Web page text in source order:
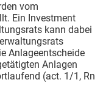
vom
Ein Investment
kann dabei
Anlageentscheide
Anlagen
(act. 1/1, Rn